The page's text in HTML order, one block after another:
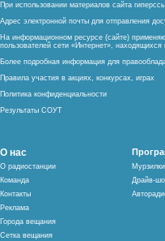
При использовании материалов сайта
Адрес электронной почты для отправления
На информационном ресурсе (сайте)
пользователей сети «Интернет»,
Более подробная информация для
Правила участия в акциях, конкурсах, играх
Политика конфиденциальности
Результаты СОУТ
О нас
О радиостанции
Команда
Контакты
Реклама
Города вещания
Сетка вещания
Драйв-